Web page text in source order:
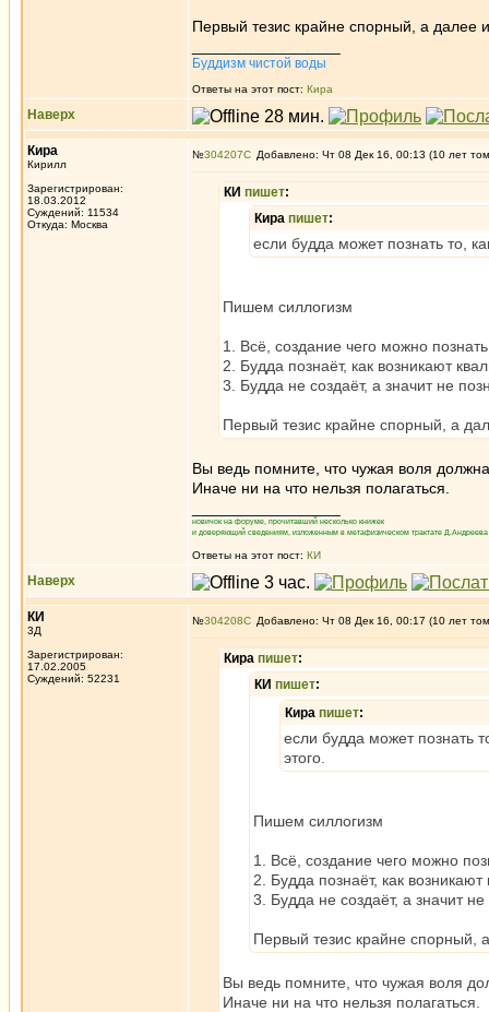
Первый тезис крайне спорный, а далее
Буддизм чистой воды
Ответы на этот пост: Кира
Наверх
Кира
Кирилл
Зарегистрирован:
18.03.2012
Суждений: 11534
Откуда: Москва
№304207 Добавлено: Чт 08 Дек 16, 00:13 (10 лет
КИ пишет:
Кира пишет:
если будда может познать то,
Пишем силлогизм
1. Всё, создание чего можно
2. Будда познаёт, как возникают
3. Будда не создаёт, а значит не
Первый тезис крайне спорный, а
Вы ведь помните, что чужая воля
Иначе ни на что нельзя полагаться.
новичок на форуме, прочитавший несколько книжек
и доверяющий сведениям, изложенным в метафизическом трактате
Ответы на этот пост: КИ
Наверх
КИ
3Д
Зарегистрирован:
17.02.2005
Суждений: 52231
№304208 Добавлено: Чт 08 Дек 16, 00:17 (10 лет
Кира пишет:
КИ пишет:
Кира пишет:
если будда может познать
этого.
Пишем силлогизм
1. Всё, создание чего можно
2. Будда познаёт, как
3. Будда не создаёт, а значит не
Первый тезис крайне спорный,
Вы ведь помните, что чужая воля
Иначе ни на что нельзя полагаться.